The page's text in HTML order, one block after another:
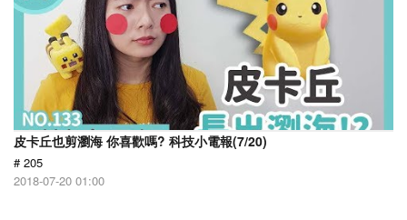
皮卡丘也剪瀏海 你喜歡嗎? 科技小電報(7/20)
# 205
2018-07-20 01:00